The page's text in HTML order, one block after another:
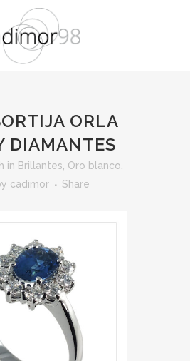
ORLA
DIAMANTES
in Brillantes Oro blanco
cadimor Share